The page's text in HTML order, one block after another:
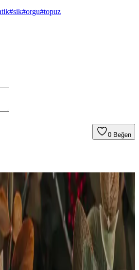
#sik#orgu#topuz
0 Beğen
Çıkarma Yöntemleri: Güvenli
yolları ve doğal yöntemler
cilt ve tırnak sağlığını koruyan etkili
İçin Pratik ve Etkili Yöntemler